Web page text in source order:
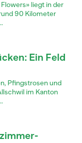
liegt in der
90 Kilometer
Ein Feld
Pfingstrosen und
im Kanton